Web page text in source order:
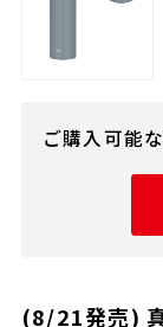
ご購入可能
(8/21発売)